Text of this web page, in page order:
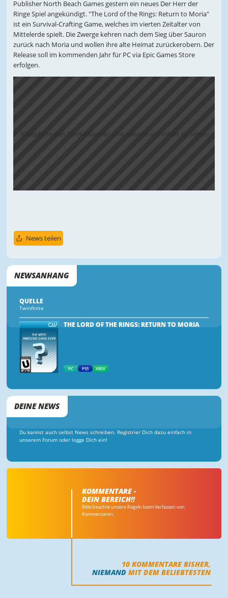
Publisher North Beach Games gestern ein neues Der Herr der
Ringe Spiel angekündigt. "The Lord of the Rings: Return to Moria"
ist ein Survival-Crafting Game, welches im vierten Zeitalter von
Mittelerde spielt. Die Zwerge kehren nach dem Sieg über Sauron
zurück nach Moria und wollen ihre alte Heimat zurückerobern. Der
Release soll im kommenden Jahr für PC via Epic Games Store
erfolgen.
Akzeptiere den Cookiebanner und reloade um Inhalt zu sehen
News teilen
NEWSANHANG
QUELLE
Twinfinite
THE LORD OF THE RINGS: RETURN TO MORIA
PC PS5 XBSX
DEINE NEWS
Du kannst auch selbst News schreiben. Registrier Dich dazu einfach in
unserem Forum oder logge Dich ein!
KOMMENTARE -
DEIN BEREICH!!
Bitte beachte unsere Regeln beim Verfassen von
Kommentaren.
10 KOMMENTARE BISHER,
NIEMAND MIT DEM BELIEBTESTEN